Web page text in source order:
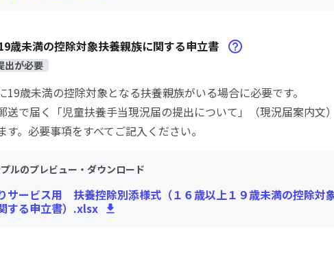
歳未満の控除対象扶養親族に関する申立書
出が必要
19歳未満の控除対象となる扶養親族がいる場合に必要です。
送で届く「児童扶養手当現況届の提出について」（現況届案内文
す。必要事項をすべてご記入ください。
ルのプレビュー・ダウンロード
サービス用 扶養控除別添様式（１６歳以上１９歳未満の控除対
する申立書）.xlsx